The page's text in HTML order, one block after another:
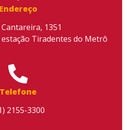
Endereço
Cantareira, 1351
Tiradentes do Metrô
Telefone
2155-3300
desempenho e proporcionar mais
Para saber mais, consulte nossa
de Privacidade
cookies